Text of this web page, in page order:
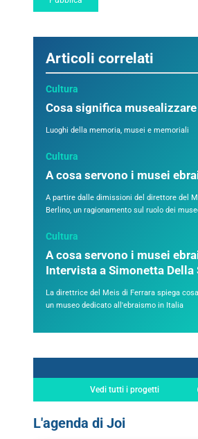
Articoli correlati
Cultura
Cosa significa musealizzare
Luoghi della memoria, musei e memoriali
Cultura
A cosa servono i musei
A partire dalle dimissioni del direttore del
Berlino, un ragionamento sul ruolo dei
Cultura
A cosa servono i musei
Intervista a Simonetta Della
La direttrice del Meis di Ferrara spiega
un museo dedicato all'ebraismo in Italia
Vedi tutti i progetti
L'agenda di Joi